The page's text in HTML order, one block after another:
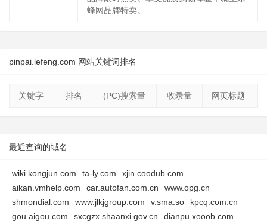
蜂网品牌特卖。
pinpai.lefeng.com 网站关键词排名
关键字 排名 (PC)搜索量 收录量 网页标题
最近查询的域名
wiki.kongjun.com ta-ly.com
xjin.coodub.com
aikan.vmhelp.com
car.autofan.com.cn
www.opg.cn
shmondial.com
www.jlkjgroup.com v.sma.so
kpcq.com.cn
gou.aigou.com
sxcgzx.shaanxi.gov.cn
dianpu.xooob.com